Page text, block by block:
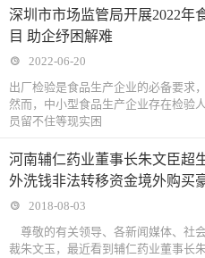
深圳市市场监管局开展2022年
目 助企纾困解难
2022-06-20
出厂检验是食品生产企业的必备要求
然而，中小型食品生产企业存在检验
员留不住等现实困
河南辅仁药业董事长朱文臣超
外洗钱非法转移资金境外购买
2018-08-03
尊敬的有关领导、各新闻媒体、社
裁朱文玉，最近看到辅仁药业董事长